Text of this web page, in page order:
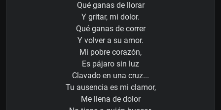
Qué ganas de llorar
Y gritar, mi dolor.
Qué ganas de correr
Y volver a su amor.
Mi pobre corazón,
Es pájaro sin luz
Clavado en una cruz...
Tu ausencia es mi clamor,
Me llena de dolor